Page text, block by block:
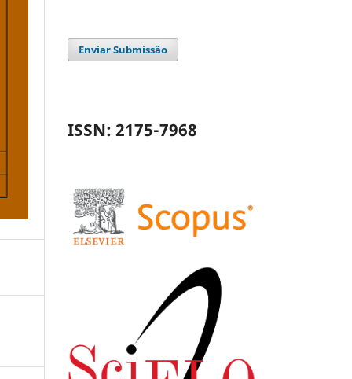
Enviar Submissão
ISSN: 2175-7968